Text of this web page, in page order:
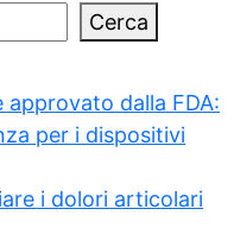
Cerca
dalla FDA:
per i dispositivi
i dolori articolari